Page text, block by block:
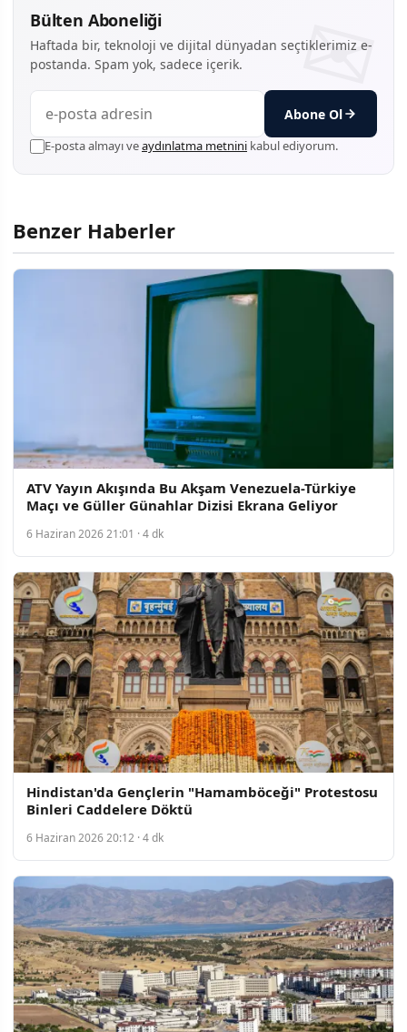
Bülten Aboneliği
Haftada bir, teknoloji ve dijital dünyadan seçtiklerimiz e-
postanda. Spam yok, sadece içerik.
Abone Ol
E-posta almayı veaydınlatma metnini kabul ediyorum.
Benzer Haberler
ATV Yayın Akışında Bu Akşam Venezuela-Türkiye
Maçı ve Güller Günahlar Dizisi Ekrana Geliyor
6 Haziran 2026 21:01 · 4 dk
Hindistan'da Gençlerin "Hamamböceği" Protestosu
Binleri Caddelere Döktü
6 Haziran 2026 20:12 · 4 dk